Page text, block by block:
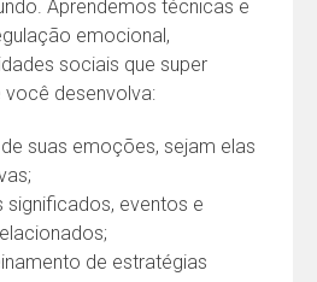
Aprendemos técnicas e
emocional,
sociais que super
você desenvolva:
suas emoções, sejam elas
significados, eventos e
de estratégias